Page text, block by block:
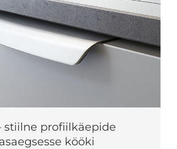
stiilne profiilkäepide
kööki